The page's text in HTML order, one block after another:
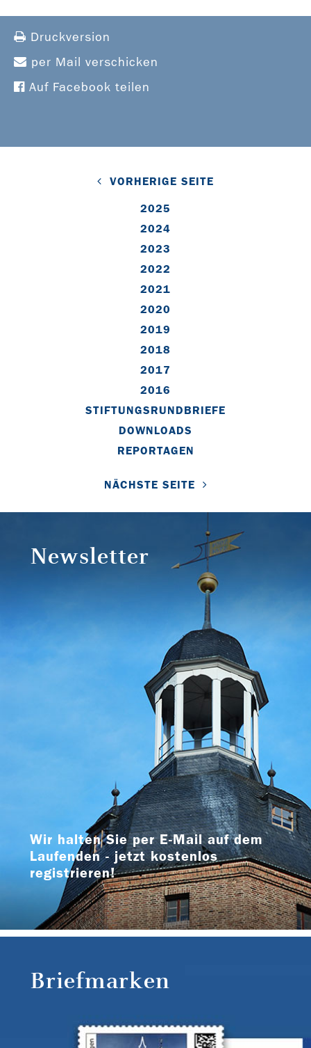
Druckversion
per Mail verschicken
Auf Facebook teilen
VORHERIGE SEITE
2025
2024
2023
2022
2021
2020
2019
2018
2017
2016
STIFTUNGSRUNDBRIEFE
DOWNLOADS
REPORTAGEN
NÄCHSTE SEITE
Newsletter
Wir halten Sie per E-Mail auf dem
Laufenden - jetzt kostenlos
registrieren!
Briefmarken